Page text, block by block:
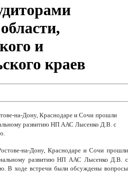
и
краев
на-Дону, Краснодаре и Сочи прошли
развитию НП ААС Лысенко Д.В. с
на-Дону, Краснодаре и Сочи прошли
развитию НП ААС Лысенко Д.В. с
В ходе встречи были обсуждены вопросы